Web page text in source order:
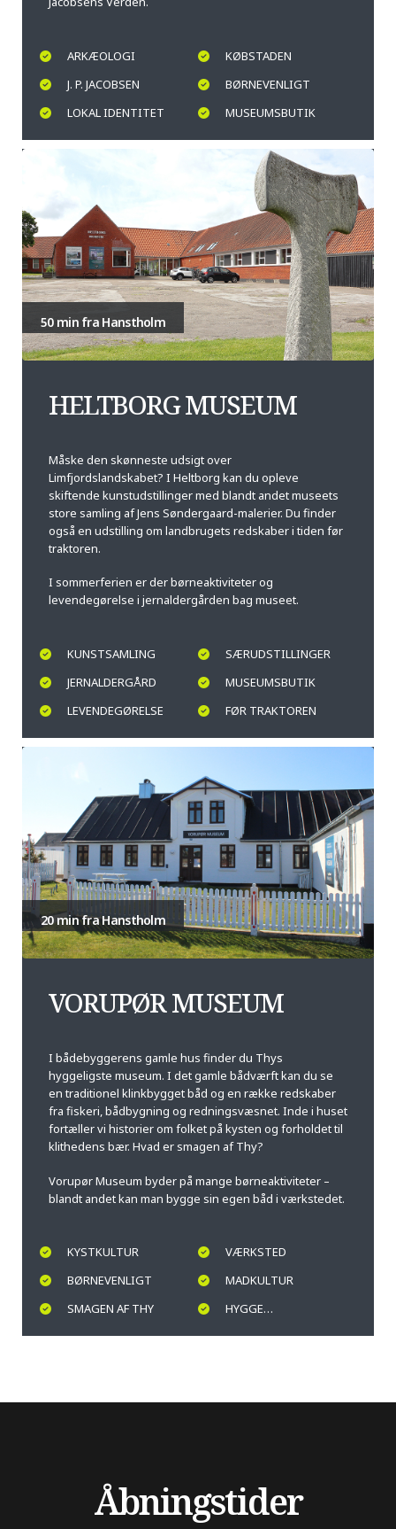
ARKÆOLOGI
KØBSTADEN
J. P. JACOBSEN
BØRNEVENLIGT
LOKAL IDENTITET
MUSEUMSBUTIK
50 min fra Hanstholm
HELTBORG MUSEUM
Måske den skønneste udsigt over
Limfjordslandskabet? I Heltborg kan du opleve
skiftende kunstudstillinger med blandt andet museets
store samling af Jens Søndergaard-malerier. Du finder
også en udstilling om landbrugets redskaber i tiden før
traktoren.
I sommerferien er der børneaktiviteter og
levendegørelse i jernaldergården bag museet.
KUNSTSAMLING
SÆRUDSTILLINGER
JERNALDERGÅRD
MUSEUMSBUTIK
LEVENDEGØRELSE
FØR TRAKTOREN
20 min fra Hanstholm
VORUPØR MUSEUM
I bådebyggerens gamle hus finder du Thys
hyggeligste museum. I det gamle bådværft kan du se
en traditionel klinkbygget båd og en række redskaber
fra fiskeri, bådbygning og redningsvæsnet. Inde i huset
fortæller vi historier om folket på kysten og forholdet til
klithedens bær. Hvad er smagen af Thy?
Vorupør Museum byder på mange børneaktiviteter –
blandt andet kan man bygge sin egen båd i værkstedet.
KYSTKULTUR
VÆRKSTED
BØRNEVENLIGT
MADKULTUR
SMAGEN AF THY
HYGGE…
Åbningstider